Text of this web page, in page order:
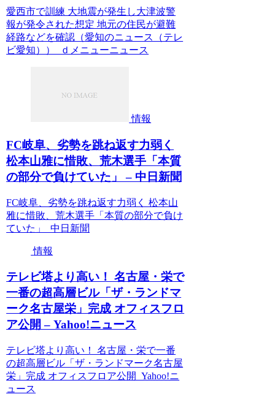
愛西市で訓練 大地震が発生し大津波警
報が発令された想定 地元の住民が避難
経路などを確認（愛知のニュース（テレ
ビ愛知）） ｄメニューニュース
情報
FC岐阜、劣勢を跳ね返す力弱く
松本山雅に惜敗、荒木選手「本質
の部分で負けていた」 – 中日新聞
FC岐阜、劣勢を跳ね返す力弱く 松本山
雅に惜敗、荒木選手「本質の部分で負け
ていた」 中日新聞
情報
テレビ塔より高い！ 名古屋・栄で
一番の超高層ビル「ザ・ランドマ
ーク名古屋栄」完成 オフィスフロ
ア公開 – Yahoo!ニュース
テレビ塔より高い！ 名古屋・栄で一番
の超高層ビル「ザ・ランドマーク名古屋
栄」完成 オフィスフロア公開 Yahoo!ニ
ュース